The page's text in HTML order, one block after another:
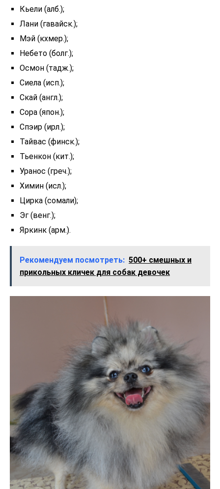
Кьели (алб.);
Лани (гавайск.);
Мэй (кхмер.);
Небето (болг.);
Осмон (тадж.);
Сиела (исп.);
Скай (англ.);
Сора (япон.);
Спэир (ирл.);
Тайвас (финск.);
Тьенкон (кит.);
Уранос (греч.);
Химин (исл.);
Цирка (сомали);
Эг (венг.);
Яркинк (арм.).
Рекомендуем посмотреть: 500+ смешных и
прикольных кличек для собак девочек